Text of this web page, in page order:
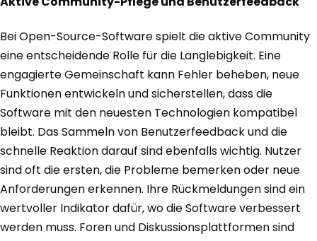
Bei Open-Source-Software spielt die aktive Community
eine entscheidende Rolle für die Langlebigkeit. Eine
engagierte Gemeinschaft kann Fehler beheben, neue
Funktionen entwickeln und sicherstellen, dass die
Software mit den neuesten Technologien kompatibel
bleibt. Das Sammeln von Benutzerfeedback und die
schnelle Reaktion darauf sind ebenfalls wichtig. Nutzer
sind oft die ersten, die Probleme bemerken oder neue
Anforderungen erkennen. Ihre Rückmeldungen sind ein
wertvoller Indikator dafür, wo die Software verbessert
werden muss. Foren und Diskussionsplattformen sind